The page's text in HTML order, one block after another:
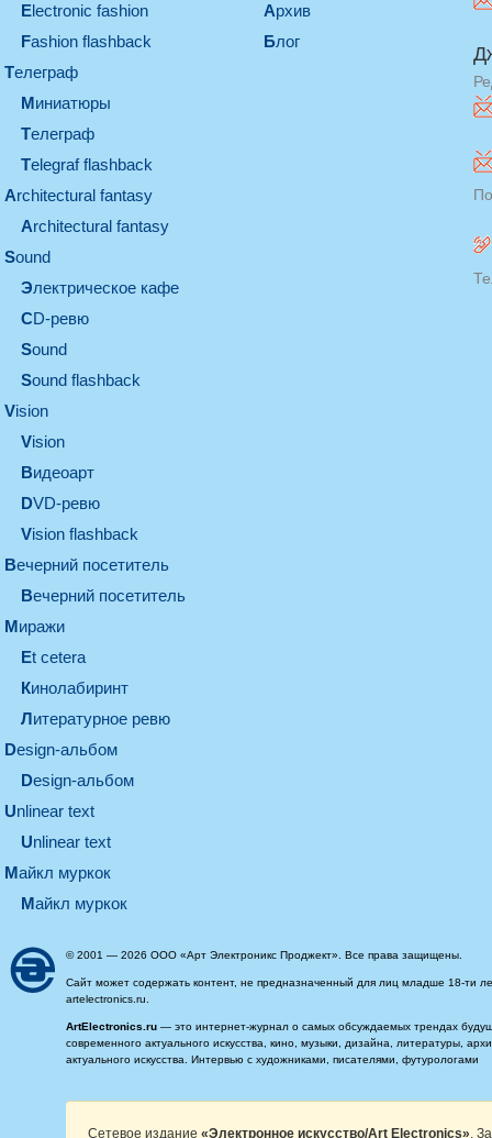
electronic fashion
Fashion flashback
телеграф
миниатюры
телеграф
Telegraf flashback
architectural fantasy
architectural fantasy
sound
электрическое кафе
CD-ревю
sound
Sound flashback
vision
vision
видеоарт
DVD-ревю
Vision flashback
вечерний посетитель
вечерний посетитель
миражи
et cetera
кинолабиринт
литературное ревю
design-альбом
design-альбом
unlinear text
Unlinear text
майкл муркок
майкл муркок
Архив
Блог
© 2001 — 2026 ООО «Арт Электроникс Проджект». Все права защищены.
Сайт может содержать контент, не предназначенный для лиц младше 18-ти
artelectronics.ru.
ArtElectronics.ru — это интернет-журнал о самых обсуждаемых трендах
современного актуального искусства, кино, музыки, дизайна, литературы,
актуального искусства. Интервью с художниками, писателями, футурологами
Сетевое издание «Электронное искусство/Art Electronics» .